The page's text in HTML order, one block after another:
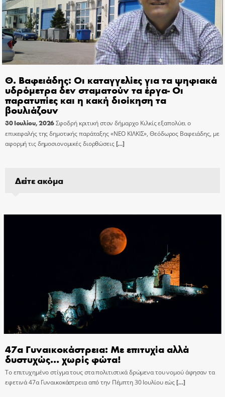
Θ. Βαφειάδης: Οι καταγγελίες για τα ψηφιακά
υδρόμετρα δεν σταματούν τα έργα- Οι
παρατυπίες και η κακή διοίκηση τα
βουλιάζουν
30 Ιουλίου, 2026Σφοδρή κριτική στον δήμαρχο Κιλκίς εξαπολύει ο
επικεφαλής της δημοτικής παράταξης «ΝΕΟ ΚΙΛΚΙΣ», Θεόδωρος Βαφειάδης, με
αφορμή τις δημοσιονομικές διορθώσεις[…]
Δείτε ακόμα
47α Γυναικοκάστρεια: Με επιτυχία αλλά
δυστυχώς… χωρίς φώτα!
Το επιτυχημένο στίγμα τους στα πολιτιστικά δρώμενα του νομού άφησαν τα
εφετινά 47α Γυναικοκάστρεια από την Πέμπτη 30 Ιουλίου εώς[…]